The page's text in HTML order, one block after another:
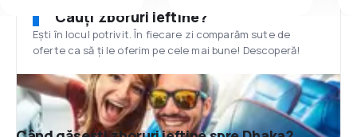
Cauți zboruri ieftine?
Ești în locul potrivit. În fiecare zi comparăm sute de
oferte ca să ți le oferim pe cele mai bune! Descoperă!